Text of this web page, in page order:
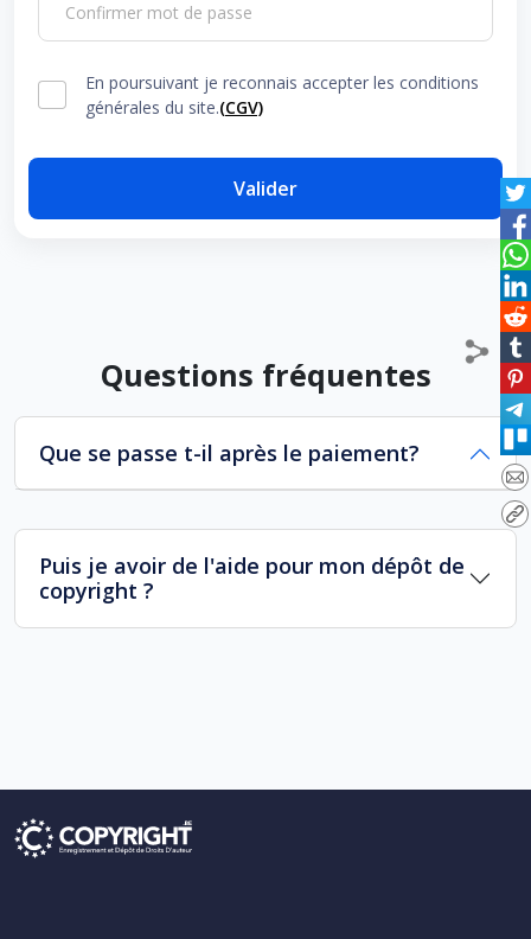
Confirmer mot de passe
En poursuivant je reconnais accepter les conditions
générales du site.(CGV)
Valider
Questions fréquentes
Que se passe t-il après le paiement?
Puis je avoir de l'aide pour mon dépôt de
copyright ?